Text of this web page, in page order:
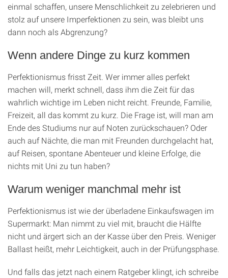
einmal schaffen, unsere Menschlichkeit zu zelebrieren und
stolz auf unsere Imperfektionen zu sein, was bleibt uns
dann noch als Abgrenzung?
Wenn andere Dinge zu kurz kommen
Perfektionismus frisst Zeit. Wer immer alles perfekt
machen will, merkt schnell, dass ihm die Zeit für das
wahrlich wichtige im Leben nicht reicht. Freunde, Familie,
Freizeit, all das kommt zu kurz. Die Frage ist, will man am
Ende des Studiums nur auf Noten zurückschauen? Oder
auch auf Nächte, die man mit Freunden durchgelacht hat,
auf Reisen, spontane Abenteuer und kleine Erfolge, die
nichts mit Uni zu tun haben?
Warum weniger manchmal mehr ist
Perfektionismus ist wie der überladene Einkaufswagen im
Supermarkt: Man nimmt zu viel mit, braucht die Hälfte
nicht und ärgert sich an der Kasse über den Preis. Weniger
Ballast heißt, mehr Leichtigkeit, auch in der Prüfungsphase.
Und falls das jetzt nach einem Ratgeber klingt, ich schreibe